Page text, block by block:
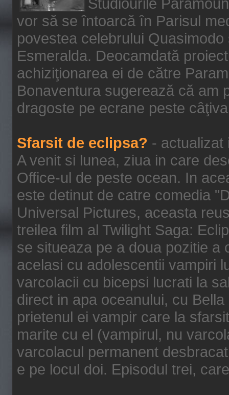
vor să se întoarcă în Parisul
povestea celebrului
Esmeralda. Deocamdată
achiziţionarea ei de către
Bonaventura sugerează că am
dragoste pe ecrane peste
Sfarsit de eclipsa? - actualizat
A venit si lunea, ziua in care
Office-ul de peste ocean. In
este detinut de catre comedia
Universal Pictures, aceasta
treilea film al Twilight Saga:
se situeaza pe a doua pozitie a
acelasi cu adolescentii vampiri
varcolacii cu bicepsi lucrati la
direct in apa oceanului, cu
prietenul ei vampir care la
marite cu el (vampirul, nu
varcolacul permanent
e pe locul doi. Episodul trei,